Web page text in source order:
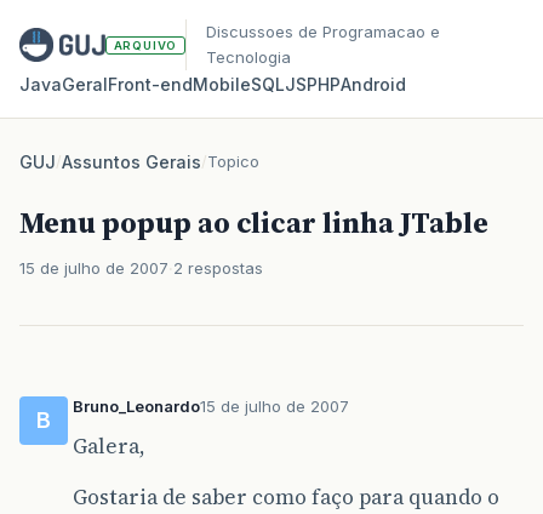
ARQUIVO
Discussoes de Programacao e
Tecnologia
JavaGeralFront‑endMobileSQLJSPHPAndroid
GUJ/Assuntos Gerais/Topico
Menu popup ao clicar linha JTable
15 de julho de 2007 2 respostas
B
Bruno_Leonardo15 de julho de 2007
Galera,
Gostaria de saber como faço para quando o